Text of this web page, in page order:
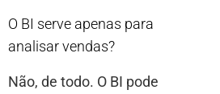
O BI serve apenas para
analisar vendas?
Não, de todo. O BI pode